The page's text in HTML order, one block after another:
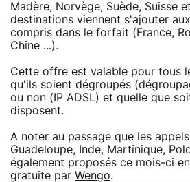
Madère, Norvège, Suède, Suisse
destinations viennent s'ajouter
compris dans le forfait (France,
Chine ...).
Cette offre est valable pour tous
qu'ils soient dégroupés
ou non (IP ADSL) et quelle que
disposent.
A noter au passage que les
Guadeloupe, Inde, Martinique,
également proposés ce mois-ci
gratuite par Wengo.